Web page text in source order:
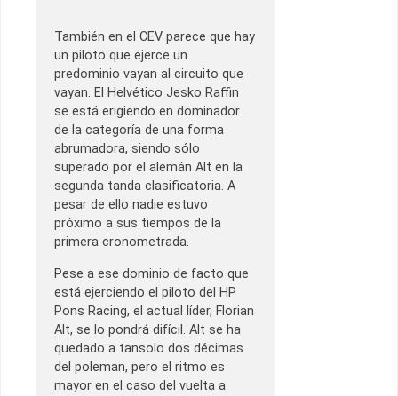
También en el CEV parece que hay
un piloto que ejerce un
predominio vayan al circuito que
vayan. El Helvético Jesko Raffin
se está erigiendo en dominador
de la categoría de una forma
abrumadora, siendo sólo
superado por el alemán Alt en la
segunda tanda clasificatoria. A
pesar de ello nadie estuvo
próximo a sus tiempos de la
primera cronometrada.
Pese a ese dominio de facto que
está ejerciendo el piloto del HP
Pons Racing, el actual líder, Florian
Alt, se lo pondrá difícil. Alt se ha
quedado a tansolo dos décimas
del poleman, pero el ritmo es
mayor en el caso del vuelta a